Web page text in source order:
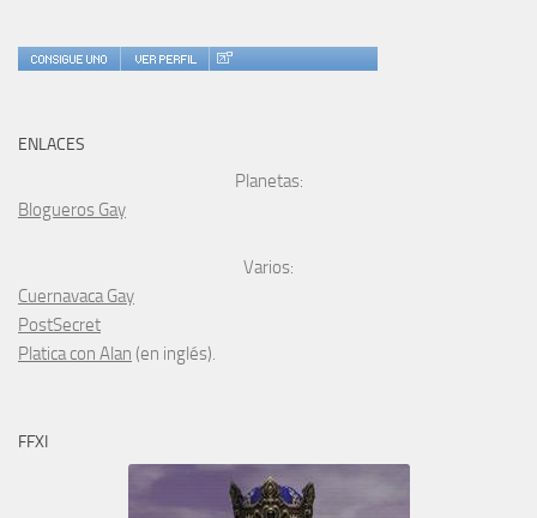
ENLACES
Planetas:
Blogueros Gay
Varios:
Cuernavaca Gay
PostSecret
Platica con Alan (en inglés).
FFXI